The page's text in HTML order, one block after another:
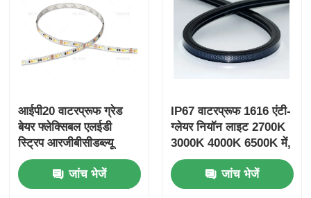
आईपी20 वाटरप्रूफ ग्रेड
बेयर फ्लेक्सिबल एलईडी
स्ट्रिप आरजीबीसीडब्ल्यू
तापमान रेंज माइनस 25 से
प्लस 40 डिग्री इनडोर
लाइटिंग सिस्टम के लिए
जांच भेजें
IP67 वाटरप्रूफ 1616 एंटी-
ग्लेयर नियॉन लाइट 2700K
3000K 4000K 6500K में,
जो लंबे समय तक चलने वाली
टिकाऊपन और UGR 10 से
कम के साथ आती है
जांच भेजें